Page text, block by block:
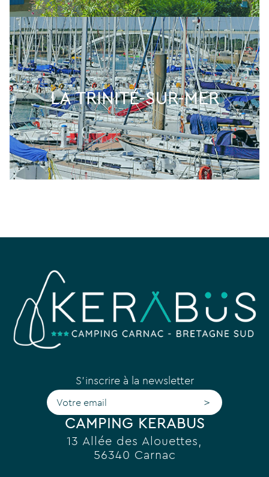
LA TRINITÉ-SUR-MER
S'inscrire à la newsletter
>
CAMPING KERABUS
13 Allée des Alouettes,
56340 Carnac